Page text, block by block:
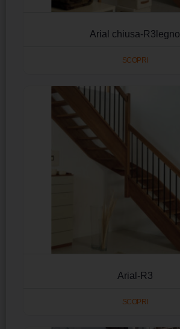
Arial chiusa-R3legno
SCOPRI
Arial-R3
SCOPRI